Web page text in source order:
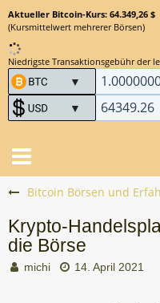
Aktueller Bitcoin-Kurs: 64.349,26 $
(Kursmittelwert mehrerer Börsen)
Niedrigste Transaktionsgebühr der
Bitcoin Börsen und
Krypto-
die Börse
michi 14. April 2021